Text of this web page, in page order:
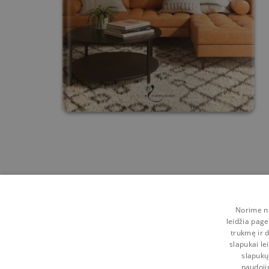
Norime
leidžia
trukmę ir
slapukai